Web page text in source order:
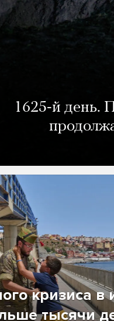
1625-й день.
кризиса в
тысячи